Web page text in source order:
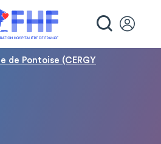
de Pontoise (CERGY
cookies